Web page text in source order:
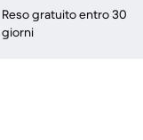
Reso gratuito entro 30
giorni